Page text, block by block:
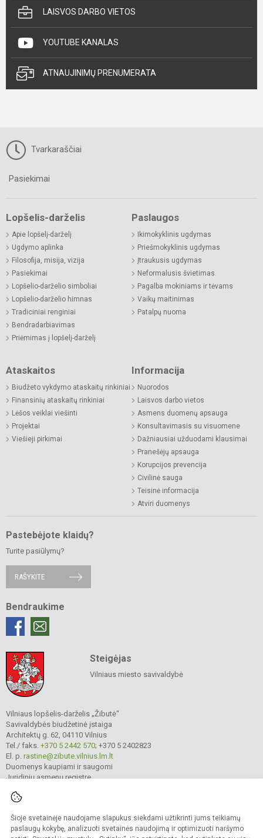
Šioje svetainėje naudojame slapukus siekdami užtikrinti jums teikiamų
paslaugų kokybę, analizuoti svetainės naudojimą ir optimizuoti naršymo
LAISVOS DARBO VIETOS
YOUTUBE KANALAS
ATNAUJINIMŲ PRENUMERATA
Tvarkaraščiai
Pasiekimai
Lopšelis-darželis
Apie lopšelį-darželį
Ugdymo aplinka
Filosofija, misija, vizija
Pasiekimai
Lopšelio-darželio simboliai
Lopšelio-darželio himnas
Tradiciniai renginiai
Bendradarbiavimas
Priėmimas į lopšelį-darželį
Paslaugos
Ikimokyklinis ugdymas
Priešmokyklinis ugdymas
Įtraukusis ugdymas
Neformalusis švietimas
Pagalba mokiniams ir tėvams
Vaikų maitinimas
Patalpų nuoma
Ataskaitos
Biudžeto vykdymo ataskaitų rinkiniai
Finansinių ataskaitų rinkiniai
Lėšos veiklai viešinti
Projektai
Viešieji pirkimai
Informacija
Nuorodos
Laisvos darbo vietos
Asmens duomenų apsauga
Konsultavimasis su visuomene
Dažniausiai užduodami klausimai
Pranešėjų apsauga
Korupcijos prevencija
Civilinė sauga
Teisinė informacija
Atviri duomenys
Pastebėjote klaidų?
Turite pasiūlymų?
RAŠYKITE
Bendraukime
Steigėjas
Vilniaus miesto savivaldybė
Vilniaus lopšelis-darželis „Žibutė“
Savivaldybės biudžetinė įstaiga
Architektų g. 62, 04110 Vilnius
Tel./ faks. +370 5 2442 570; +370 5 2402823
El. p. rastine@zibute.vilnius.lm.lt
Duomenys kaupiami ir saugomi
Juridinių asmenų registre
© 2025. Vilniaus lopšelis-darželis „Žibutė“. Visos teisės saugomos.